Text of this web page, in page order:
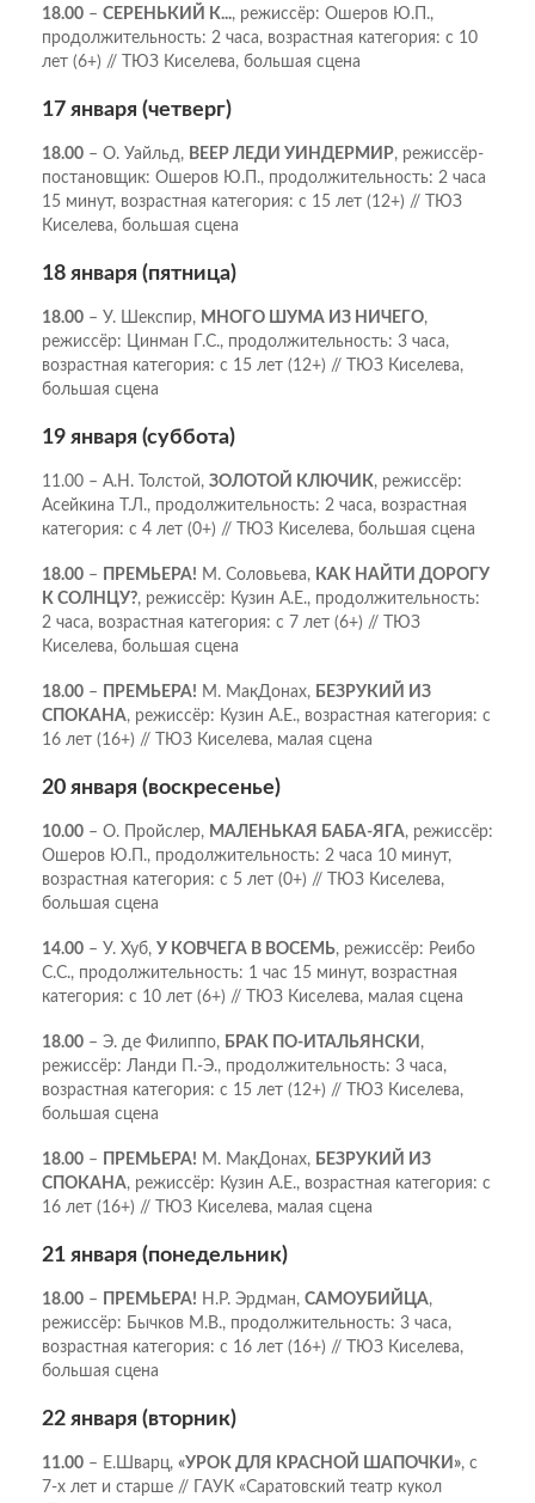
18.00 – СЕРЕНЬКИЙ К..., режиссёр: Ошеров Ю.П.,
продолжительность: 2 часа, возрастная категория: с 10
лет (6+) // ТЮЗ Киселева, большая сцена
17 января (четверг)
18.00 – О. Уайльд, ВЕЕР ЛЕДИ УИНДЕРМИР, режиссёр-
постановщик: Ошеров Ю.П., продолжительность: 2 часа
15 минут, возрастная категория: с 15 лет (12+) // ТЮЗ
Киселева, большая сцена
18 января (пятница)
18.00 – У. Шекспир, МНОГО ШУМА ИЗ НИЧЕГО,
режиссёр: Цинман Г.С., продолжительность: 3 часа,
возрастная категория: с 15 лет (12+) // ТЮЗ Киселева,
большая сцена
19 января (суббота)
11.00 – А.Н. Толстой, ЗОЛОТОЙ КЛЮЧИК, режиссёр:
Асейкина Т.Л., продолжительность: 2 часа, возрастная
категория: с 4 лет (0+) // ТЮЗ Киселева, большая сцена
18.00 – ПРЕМЬЕРА! М. Соловьева, КАК НАЙТИ ДОРОГУ
К СОЛНЦУ?, режиссёр: Кузин А.Е., продолжительность:
2 часа, возрастная категория: с 7 лет (6+) // ТЮЗ
Киселева, большая сцена
18.00 – ПРЕМЬЕРА! М. МакДонах, БЕЗРУКИЙ ИЗ
СПОКАНА, режиссёр: Кузин А.Е., возрастная категория: с
16 лет (16+) // ТЮЗ Киселева, малая сцена
20 января (воскресенье)
10.00 – О. Пройслер, МАЛЕНЬКАЯ БАБА-ЯГА, режиссёр:
Ошеров Ю.П., продолжительность: 2 часа 10 минут,
возрастная категория: с 5 лет (0+) // ТЮЗ Киселева,
большая сцена
14.00 – У. Хуб, У КОВЧЕГА В ВОСЕМЬ, режиссёр: Реибо
С.С., продолжительность: 1 час 15 минут, возрастная
категория: с 10 лет (6+) // ТЮЗ Киселева, малая сцена
18.00 – Э. де Филиппо, БРАК ПО-ИТАЛЬЯНСКИ ,
режиссёр: Ланди П.-Э., продолжительность: 3 часа,
возрастная категория: с 15 лет (12+) // ТЮЗ Киселева,
большая сцена
18.00 – ПРЕМЬЕРА! М. МакДонах, БЕЗРУКИЙ ИЗ
СПОКАНА, режиссёр: Кузин А.Е., возрастная категория: с
16 лет (16+) // ТЮЗ Киселева, малая сцена
21 января (понедельник)
18.00 – ПРЕМЬЕРА! Н.Р. Эрдман, САМОУБИЙЦА,
режиссёр: Бычков М.В., продолжительность: 3 часа,
возрастная категория: с 16 лет (16+) // ТЮЗ Киселева,
большая сцена
22 января (вторник)
11.00 – Е.Шварц, «УРОК ДЛЯ КРАСНОЙ ШАПОЧКИ», с
7-х лет и старше // ГАУК «Саратовский театр кукол